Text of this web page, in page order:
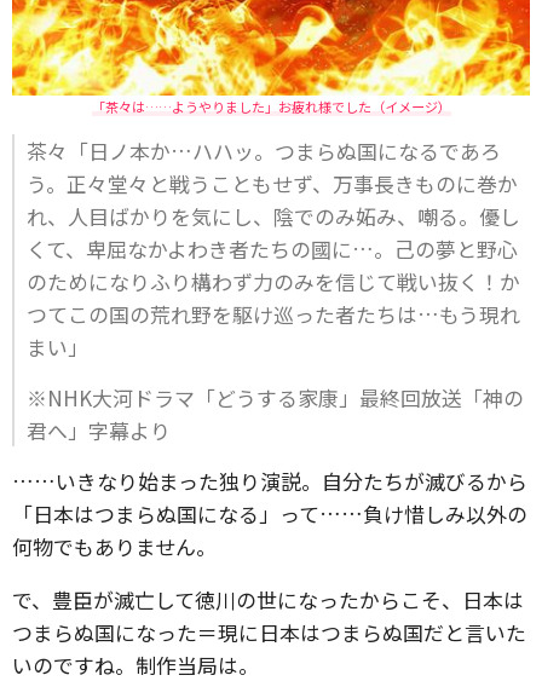
「茶々は……ようやりました」お疲れ様でした（イメージ）
茶々「日ノ本か…ハハッ。つまらぬ国になるであろ
う。正々堂々と戦うこともせず、万事長きものに巻か
れ、人目ばかりを気にし、陰でのみ妬み、嘲る。優し
くて、卑屈なかよわき者たちの國に…。己の夢と野心
のためになりふり構わず力のみを信じて戦い抜く！か
つてこの国の荒れ野を駆け巡った者たちは…もう現れ
まい」
※NHK大河ドラマ「どうする家康」最終回放送「神の
君へ」字幕より
……いきなり始まった独り演説。自分たちが滅びるから
「日本はつまらぬ国になる」って……負け惜しみ以外の
何物でもありません。
で、豊臣が滅亡して徳川の世になったからこそ、日本は
つまらぬ国になった＝現に日本はつまらぬ国だと言いた
いのですね。制作当局は。